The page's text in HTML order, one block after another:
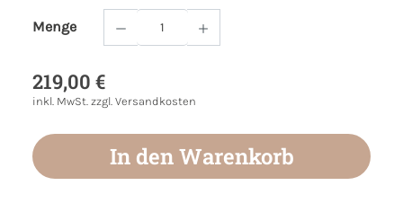
Menge
Produkt Anzahl: Gib den gewünschten
219,00 €
inkl. MwSt. zzgl. Versandkosten
In den Warenkorb